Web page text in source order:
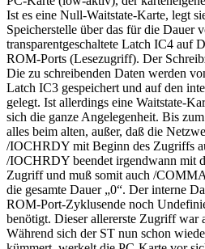
Ist es eine Null-Waitstate-Karte, legt
Speicherstelle über das für die Dauer
transparentgeschaltete Latch IC4 auf
ROM-Ports (Lesezugriff). Der
Die zu schreibenden Daten werden
Latch IC3 gespeichert und auf den
gelegt. Ist allerdings eine Waitstate-
sich die ganze Angelegenheit. Bis
alles beim alten, außer, daß die
/IOCHRDY mit Beginn des Zugriffs
/IOCHRDY beendet irgendwann mit
Zugriff und muß somit auch /
die gesamte Dauer „0“. Der interne
ROM-Port-Zyklusende noch
benötigt. Dieser allererste Zugriff war
Während sich der ST nun schon